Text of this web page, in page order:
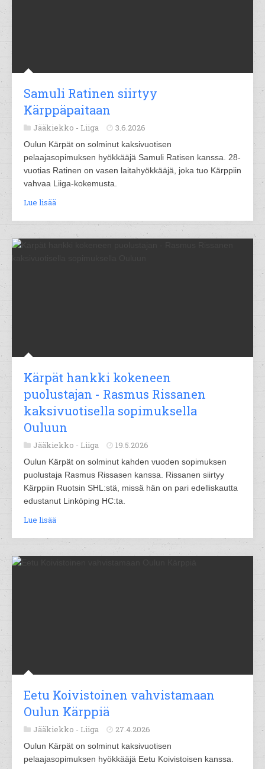
Samuli Ratinen siirtyy
Kärppäpaitaan
Jääkiekko - Liiga 3.6.2026
Oulun Kärpät on solminut kaksivuotisen
pelaajasopimuksen hyökkääjä Samuli Ratisen kanssa. 28-
vuotias Ratinen on vasen laitahyökkääjä, joka tuo Kärppiin
vahvaa Liiga-kokemusta.
Lue lisää
Kärpät hankki kokeneen
puolustajan - Rasmus Rissanen
kaksivuotisella sopimuksella
Ouluun
Jääkiekko - Liiga 19.5.2026
Oulun Kärpät on solminut kahden vuoden sopimuksen
puolustaja Rasmus Rissasen kanssa. Rissanen siirtyy
Kärppiin Ruotsin SHL:stä, missä hän on pari edelliskautta
edustanut Linköping HC:ta.
Lue lisää
Eetu Koivistoinen vahvistamaan
Oulun Kärppiä
Jääkiekko - Liiga 27.4.2026
Oulun Kärpät on solminut kaksivuotisen
pelaajasopimuksen hyökkääjä Eetu Koivistoisen kanssa.